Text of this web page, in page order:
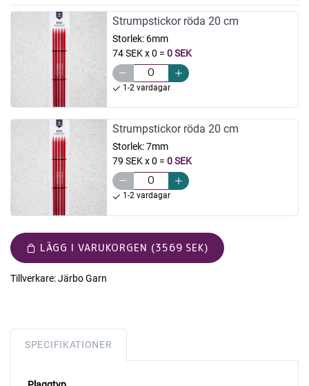
Strumpstickor röda 20 cm
Storlek: 6mm
74 SEK x 0 = 0 SEK
1-2 vardagar
Strumpstickor röda 20 cm
Storlek:7mm
79 SEK x 0 = 0 SEK
1-2 vardagar
LÄGG I VARUKORGEN (3569 SEK)
Tillverkare:Järbo Garn
SPECIFIKATIONER